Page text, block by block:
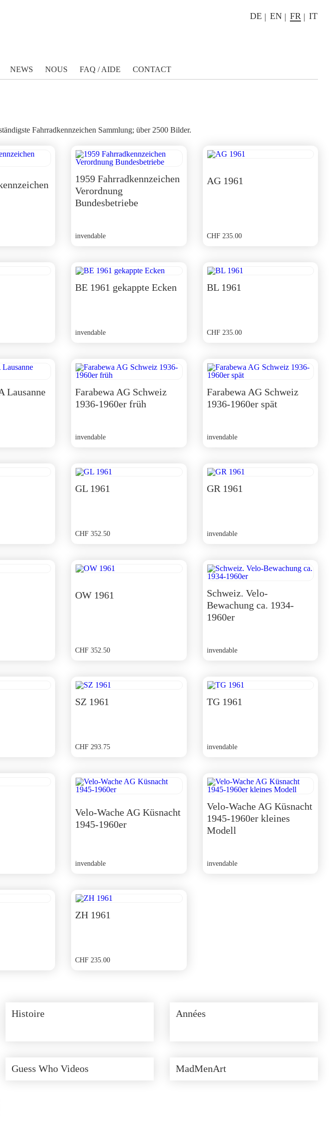
NEWS NOUS FAQ / AIDE CONTACT
DE EN FR IT
Fahrradkennzeichen Sammlung; über 2500 Bilder.
1959 Fahrradkennzeichen
Verordnung
Bundesbetriebe
invendable
AG 1961
CHF235.00
BE 1961 gekappte Ecken
invendable
BL 1961
CHF235.00
Lausanne
Farabewa AG Schweiz
1936-1960er früh
invendable
Farabewa AG Schweiz
1936-1960er spät
invendable
GL 1961
CHF 352.50
GR 1961
invendable
OW 1961
CHF 352.50
Schweiz. Velo-
Bewachung ca. 1934-
1960er
invendable
SZ 1961
CHF 293.75
TG 1961
invendable
Velo-Wache AG Küsnacht
1945-1960er
invendable
Velo-Wache AG Küsnacht
1945-1960er kleines
Modell
invendable
ZH 1961
CHF 235.00
Histoire Années
Guess Who Videos MadMenArt